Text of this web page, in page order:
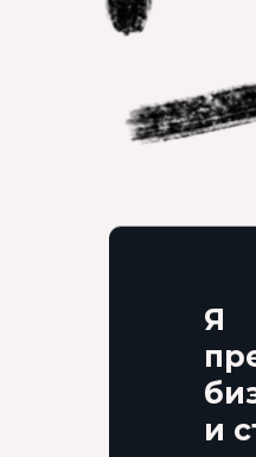
Я
и